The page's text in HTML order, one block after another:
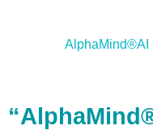
AlphaMind®AI